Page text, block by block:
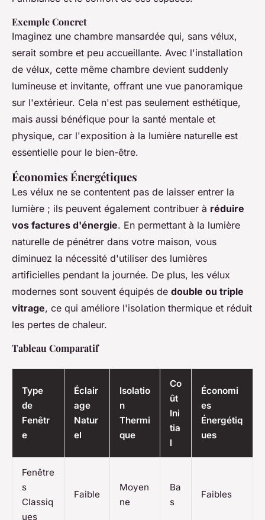
Exemple Concret
Imaginez une chambre mansardée qui, sans vélux,
serait sombre et peu accueillante. Avec l'installation
de vélux, cette même chambre devient suddenly
lumineuse et invitante, offrant une vue panoramique
sur l'extérieur. Cela n'est pas seulement esthétique,
mais aussi bénéfique pour la santé mentale et
physique, car l'exposition à la lumière naturelle est
essentielle pour le bien-être.
Économies Énergétiques
Les vélux ne se contentent pas de laisser entrer la
lumière ; ils peuvent également contribuer à réduire
vos factures d'énergie. En permettant à la lumière
naturelle de pénétrer dans votre maison, vous
diminuez la nécessité d'utiliser des lumières
artificielles pendant la journée. De plus, les vélux
modernes sont souvent équipés de double ou triple
vitrage, ce qui améliore l'isolation thermique et réduit
les pertes de chaleur.
Tableau Comparatif
Type
de
Fenêtr
e
Éclair
age
Natur
el
Isolatio
n
Thermi
que
Co
ût
Ini
tia
l
Économi
es
Énergétiq
ues
Fenêtre
s
Classiq
ues
Faible
Moyen
ne
Ba
s
Faibles